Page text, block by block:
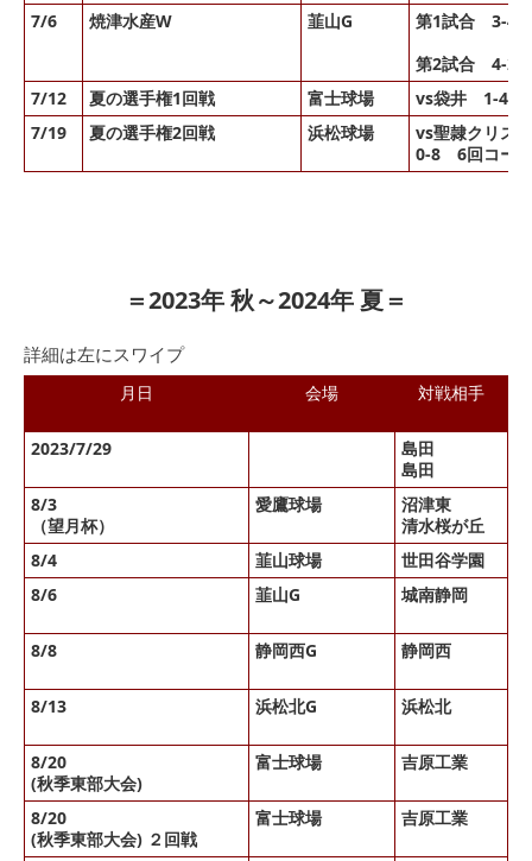
7/6
焼津水産W 韮山G
第1試合 3-4
第2試合 4-2
7/12
夏の選手権1回戦 富士球場
vs袋井 1-4勝
7/19
夏の選手権2回戦 浜松球場
vs聖隷クリス
0-8 6回コー
＝2023年 秋～2024年 夏＝
詳細は左にスワイプ
月日 会場 対戦相手
2023/7/29
島田
島田
8/3
（望月杯）
愛鷹球場
沼津東
清水桜が丘
8/4
韮山球場 世田谷学園
8/6
韮山G 城南静岡
8/8
静岡西G 静岡西
8/13
浜松北G 浜松北
8/20
(秋季東部大会)
富士球場 吉原工業
8/20
(秋季東部大会) ２回戦
富士球場 吉原工業